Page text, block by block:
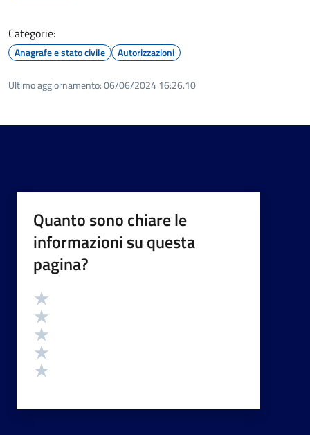
Categorie:
Anagrafe e stato civile Autorizzazioni
Ultimo aggiornamento:06/06/2024 16:26.10
Quanto sono chiare le
informazioni su questa
pagina?
Valutazione